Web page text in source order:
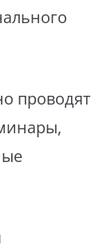
проводят